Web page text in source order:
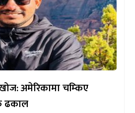
अमेरिकामा चम्किए
ढकाल